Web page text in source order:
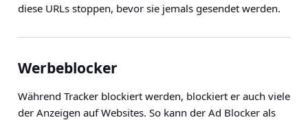
diese URLs stoppen, bevor sie jemals gesendet werden.
Werbeblocker
Während Tracker blockiert werden, blockiert er auch viele
der Anzeigen auf Websites. So kann der Ad Blocker als